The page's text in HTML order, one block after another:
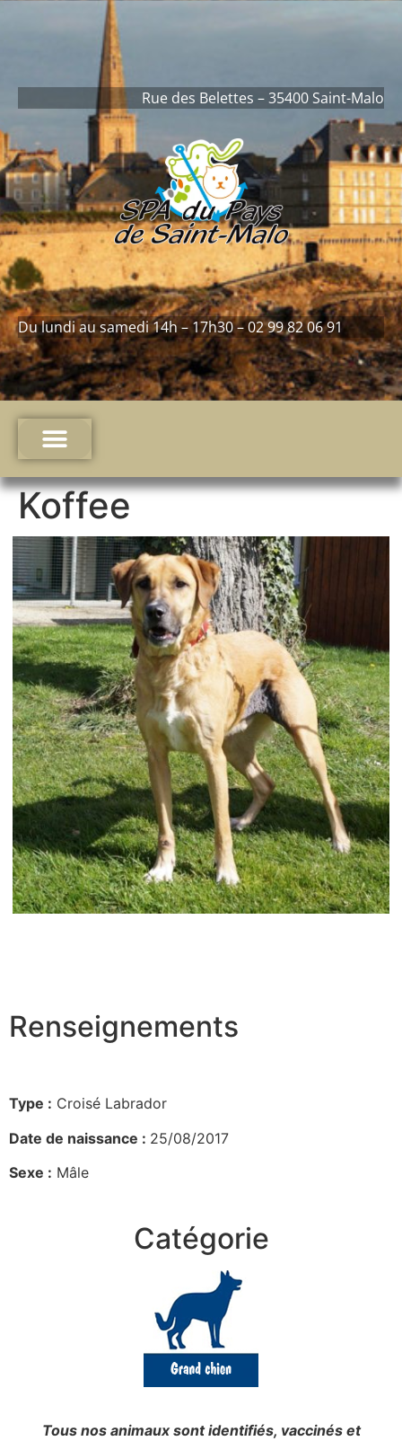
Rue des Belettes – 35400 Saint-Malo
Du lundi au samedi 14h – 17h30 – 02 99 82 06 91
Koffee
Renseignements
Type : Croisé Labrador
Date de naissance : 25/08/2017
Sexe : Mâle
Catégorie
Tous nos animaux sont identifiés, vaccinés et